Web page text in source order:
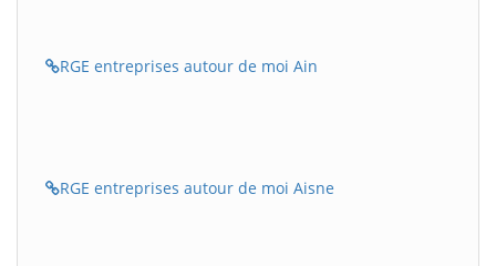
RGE entreprises autour de moi Ain
RGE entreprises autour de moi Aisne